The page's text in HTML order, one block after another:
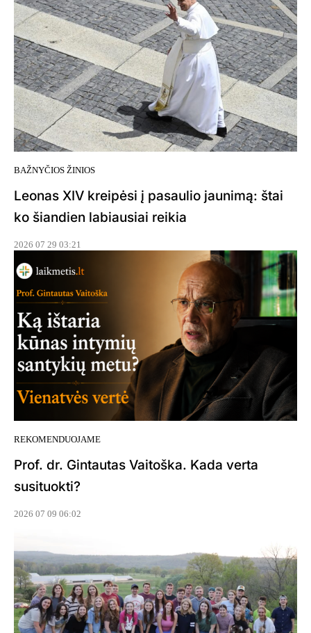
BAŽNYČIOS ŽINIOS
Leonas XIV kreipėsi į pasaulio jaunimą: štai
ko šiandien labiausiai reikia
2026 07 29 03:21
REKOMENDUOJAME
Prof. dr. Gintautas Vaitoška. Kada verta
susituokti?
2026 07 09 06:02